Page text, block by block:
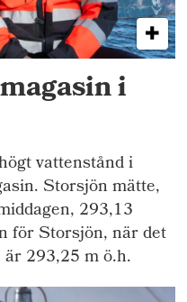
i
vattenstånd i
Storsjön mätte,
293,13
för Storsjön, när det
293,25 m ö.h.